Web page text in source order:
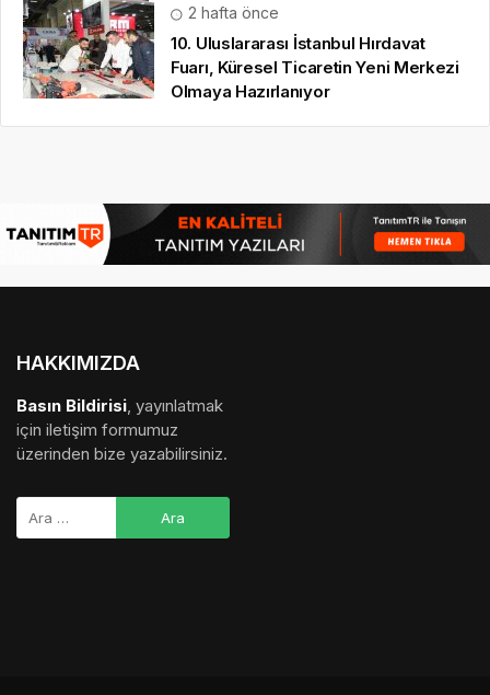
2 hafta önce
10. Uluslararası İstanbul Hırdavat
Fuarı, Küresel Ticaretin Yeni Merkezi
Olmaya Hazırlanıyor
HAKKIMIZDA
Basın Bildirisi, yayınlatmak
için iletişim formumuz
üzerinden bize yazabilirsiniz.